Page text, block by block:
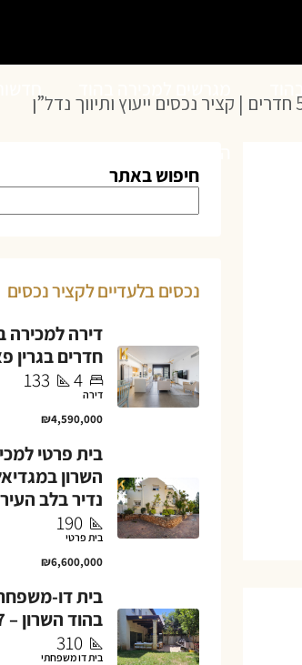
חיפוש באתר
נכסים בלעדיים לקציר נכסים
חדרים
4
133
דירה
₪4,590,000
בית פרטי
השרון
נדיר בלב העיר
190
בית פרטי
₪6,600,000
בית דו-
בהוד השרון – 7 חדרים
310
בית דו משפחתי